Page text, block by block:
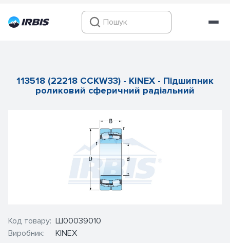
113518 (22218 CCKW33) - KINEX - Підшипник
роликовий сферичний радіальний
Код товару:
Виробник:
Ш00039010
KINEX